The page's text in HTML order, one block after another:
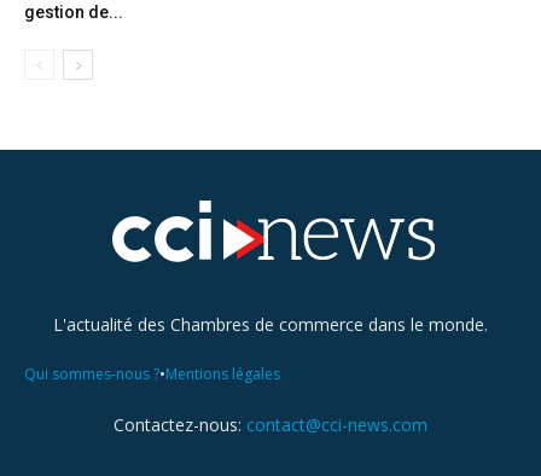
gestion de...
L'actualité des Chambres de commerce dans le monde.
Qui sommes-nous ?•Mentions légales
Contactez-nous: contact@cci-news.com